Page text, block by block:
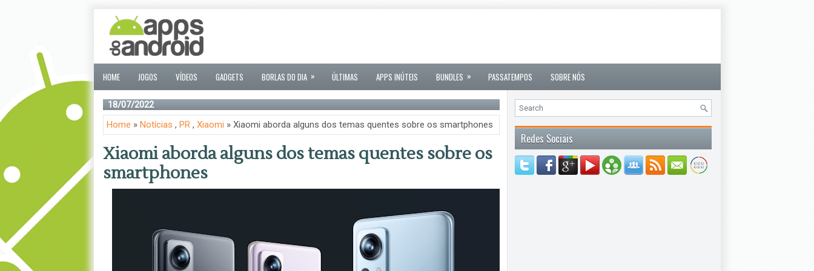
HOME JOGOS VÍDEOS GADGETS BORLAS DO DIA » ÚLTIMAS APPS INÚTEIS BUNDLES » PASSATEMPOS SOBRE NÓS
18/07/2022
Home » Notícias , PR, Xiaomi » Xiaomi aborda alguns dos temas quentes sobre os smartphones
Xiaomi aborda alguns dos temas quentes sobre os
smartphones
Redes Sociais